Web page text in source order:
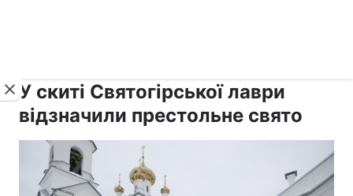
У скиті Святогірської лаври
відзначили престольне свято